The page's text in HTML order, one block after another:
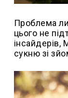
Проблема
цього не
інсайдерів,
сукню зі